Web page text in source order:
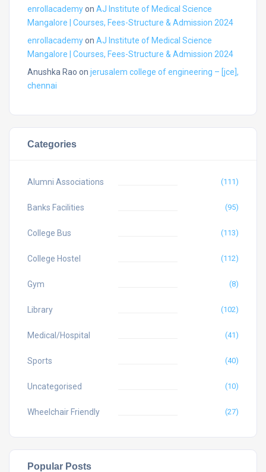
enrollacademyon AJ Institute of Medical Science
Mangalore | Courses, Fees-Structure & Admission 2024
enrollacademyon AJ Institute of Medical Science
Mangalore | Courses, Fees-Structure & Admission 2024
Anushka Rao on jerusalem college of engineering – [jce],
chennai
Categories
Alumni Associations (111)
Banks Facilities (95)
College Bus (113)
College Hostel (112)
Gym (8)
Library (102)
Medical/Hospital (41)
Sports (40)
Uncategorised (10)
Wheelchair Friendly (27)
Popular Posts